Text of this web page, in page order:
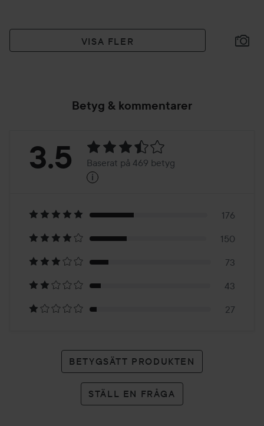
VISA FLER
Betyg & kommentarer
Betyg:
Baserat
på
469
betyg
3.5 Baserat på 469 betyg
i
176
150
73
43
27
BETYGSÄTT PRODUKTEN
STÄLL EN FRÅGA